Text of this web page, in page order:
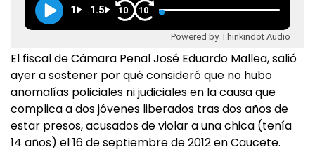
1 1.5 10 10
Powered by Thinkindot Audio
El fiscal de Cámara Penal José Eduardo Mallea, salió
ayer a sostener por qué consideró que no hubo
anomalías policiales ni judiciales en la causa que
complica a dos jóvenes liberados tras dos años de
estar presos, acusados de violar a una chica (tenía
14 años) el 16 de septiembre de 2012 en Caucete.